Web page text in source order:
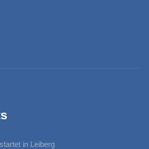
in Leiberg